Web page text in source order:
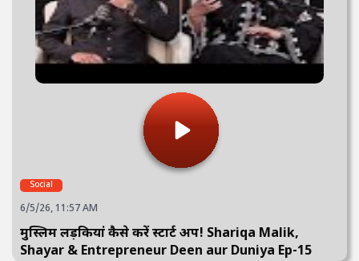
Social
6/5/26, 11:57 AM
मुस्लिम लड़कियां कैसे करें स्टार्ट अप! Shariqa Malik,
Shayar & Entrepreneur Deen aur Duniya Ep-15